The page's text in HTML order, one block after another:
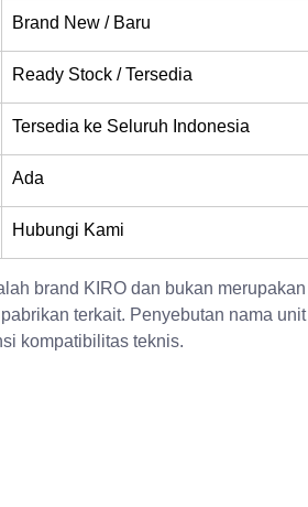
Brand New / Baru
Ready Stock / Tersedia
Tersedia ke Seluruh Indonesia
Ada
Hubungi Kami
brand KIRO dan bukan merupakan
terkait. Penyebutan nama unit
kompatibilitas teknis.